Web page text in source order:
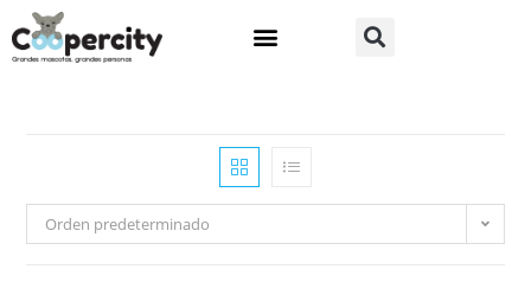
Orden predeterminado